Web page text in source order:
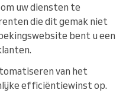
uw diensten te
die dit gemak niet
bent u een
van het
efficiëntiewinst op.